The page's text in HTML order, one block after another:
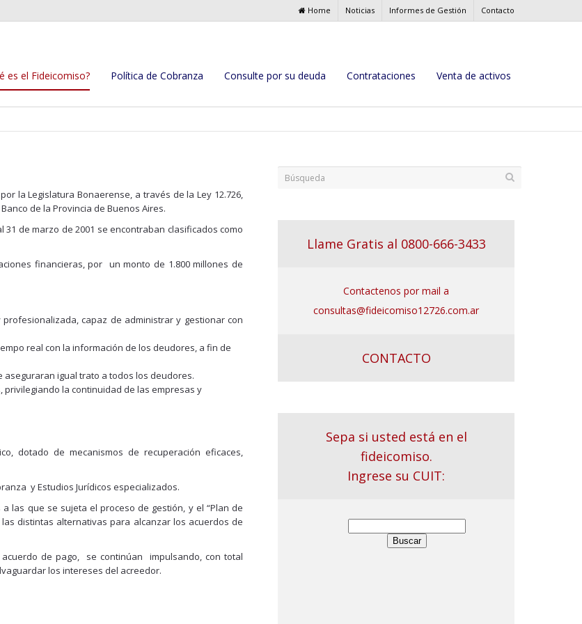
Home Noticias Informes de Gestión Contacto
es el Fideicomiso? Política de Cobranza Consulte por su deuda Contrataciones Venta de activos
la Legislatura Bonaerense, a través de la Ley 12.726,
de la Provincia de Buenos Aires.
de marzo de 2001 se encontraban clasificados como
financieras, por un monto de 1.800 millones de
capaz de administrar y gestionar con
real con la información de los deudores, a fin de
igual trato a todos los deudores.
privilegiando la continuidad de las empresas y
dotado de mecanismos de recuperación eficaces,
y Estudios Jurídicos especializados.
las que se sujeta el proceso de gestión, y el “Plan de
distintas alternativas para alcanzar los acuerdos de
de pago, se continúan impulsando, con total
los intereses del acreedor.
Llame Gratis al 0800-666-3433
Contactenos por mail a
consultas@fideicomiso12726.com.ar
CONTACTO
Sepa si usted está en el
fideicomiso.
Ingrese su CUIT: